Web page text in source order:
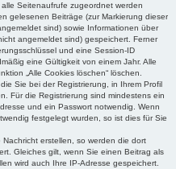
Seitenaufrufe zugeordnet werden
gelesenen Beiträge (zur Markierung dieser
sind) sowie Informationen über
angemeldet sind) gespeichert. Ferner
und eine Session-ID
eine Gültigkeit von einem Jahr. Alle
„Alle Cookies löschen“ löschen.
Sie bei der Registrierung, in Ihrem Profil
Für die Registrierung sind mindestens ein
und ein Passwort notwendig. Wenn
festgelegt wurden, so ist dies für Sie
erstellen, so werden die dort
Gleiches gilt, wenn Sie einen Beitrag als
wird auch Ihre IP-Adresse gespeichert.